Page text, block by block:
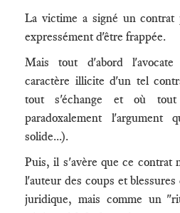
La victime a signé un contrat
expressément d'être frappée.
Mais tout d'abord
caractère illicite d'un tel
tout s'échange et où tout
paradoxalement
solide...).
Puis, il s'avère que ce contrat
l'auteur des coups et
juridique, mais comme un